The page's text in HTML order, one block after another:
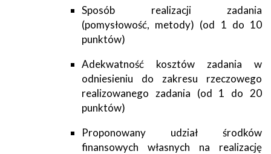
Sposób realizacji zadania
(pomysłowość, metody) (od 1 do 10
punktów)
Adekwatność kosztów zadania w
odniesieniu do zakresu rzeczowego
realizowanego zadania (od 1 do 20
punktów)
Proponowany udział środków
finansowych własnych na realizację